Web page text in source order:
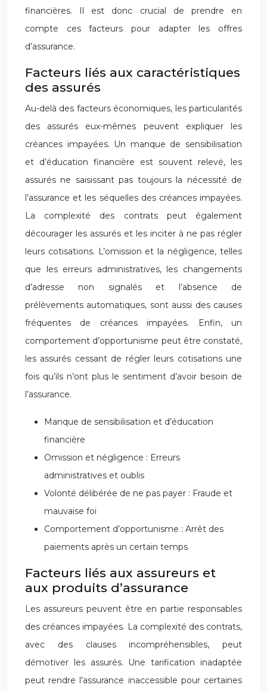
financières. Il est donc crucial de prendre en
compte ces facteurs pour adapter les offres
d’assurance.
Facteurs liés aux caractéristiques
des assurés
Au-delà des facteurs économiques, les particularités
des assurés eux-mêmes peuvent expliquer les
créances impayées. Un manque de sensibilisation
et d’éducation financière est souvent relevé, les
assurés ne saisissant pas toujours la nécessité de
l’assurance et les séquelles des créances impayées.
La complexité des contrats peut également
décourager les assurés et les inciter à ne pas régler
leurs cotisations. L’omission et la négligence, telles
que les erreurs administratives, les changements
d’adresse non signalés et l’absence de
prélèvements automatiques, sont aussi des causes
fréquentes de créances impayées. Enfin, un
comportement d’opportunisme peut être constaté,
les assurés cessant de régler leurs cotisations une
fois qu’ils n’ont plus le sentiment d’avoir besoin de
l’assurance.
Manque de sensibilisation et d’éducation
financière
Omission et négligence : Erreurs
administratives et oublis
Volonté délibérée de ne pas payer : Fraude et
mauvaise foi
Comportement d’opportunisme : Arrêt des
paiements après un certain temps
Facteurs liés aux assureurs et
aux produits d’assurance
Les assureurs peuvent être en partie responsables
des créances impayées. La complexité des contrats,
avec des clauses incompréhensibles, peut
démotiver les assurés. Une tarification inadaptée
peut rendre l’assurance inaccessible pour certaines